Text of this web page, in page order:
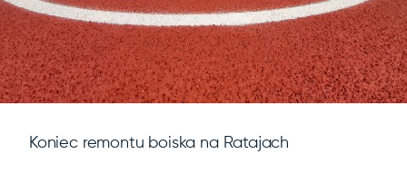
Koniec remontu boiska na Ratajach